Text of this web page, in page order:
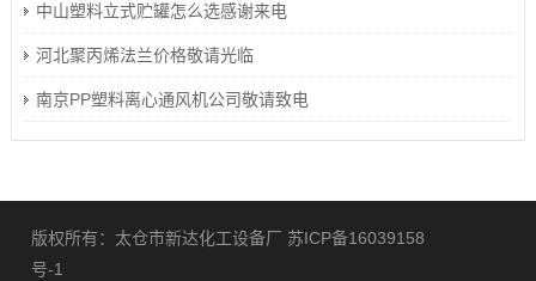
中山塑料立式贮罐怎么选感谢来电
河北聚丙烯法兰价格敬请光临
南京PP塑料离心通风机公司敬请致电
版权所有：太仓市新达化工设备厂 苏ICP备16039158
号-1